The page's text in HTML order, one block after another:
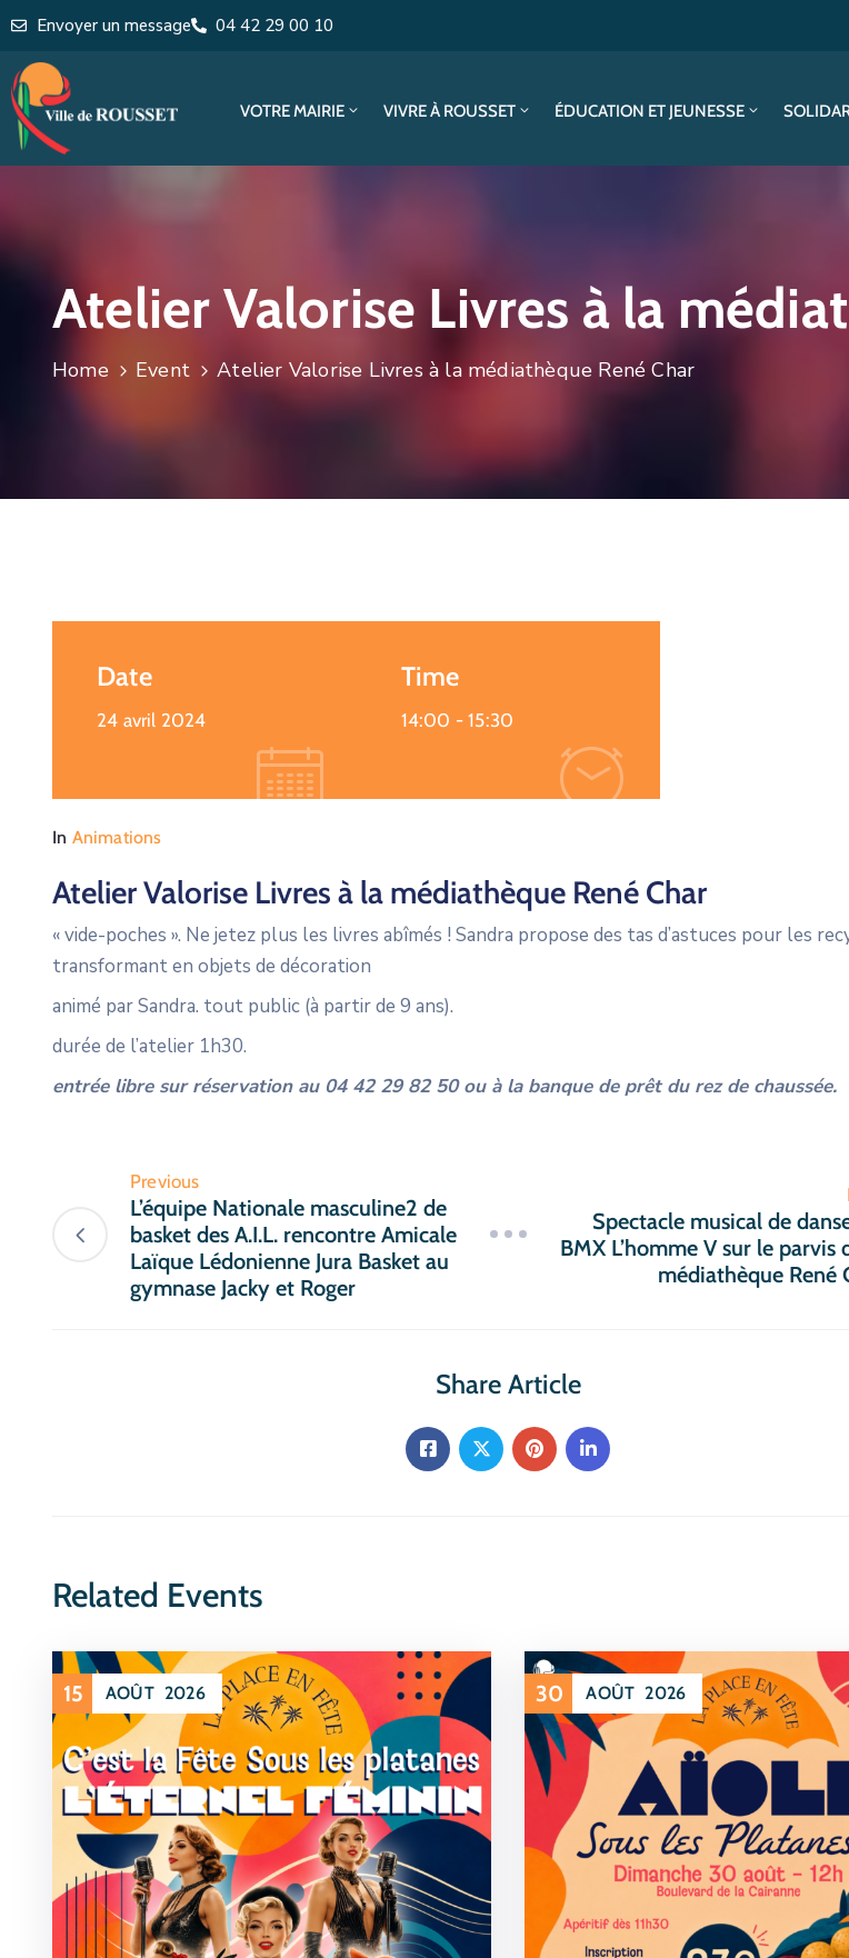
Envoyer un message 04 42 29 00 10
VOTRE MAIRIE VIVRE À ROUSSET ÉDUCATION ET JEUNESSE
Atelier Valorise Livres à la
Home Event Atelier Valorise Livres à la médiathèque René Char
Date
24 avril 2024
Time
14:00 -15:30
In Animations
Atelier Valorise Livres à la médiathèque René Char
« vide-poches ». Ne jetez plus les livres abîmés ! Sandra propose des tas d’astuces pour les
transformant en objets de décoration
animé par Sandra. tout public (à partir de 9 ans).
durée de l’atelier 1h30.
entrée libre sur réservation au 04 42 29 82 50 ou à la banque de prêt du rez de chaussée.
Previous
L’équipe Nationale masculine2 de
basket des A.I.L. rencontre Amicale
Laïque Lédonienne Jura Basket au
gymnase Jacky et Roger
Spectacle musical de
BMX L’homme V sur le parvis
médiathèque René
Share Article
Related Events
15 AOÛT 2026 30 AOÛT 2026